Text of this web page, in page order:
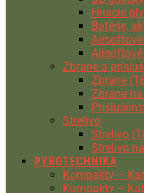
Hnacie
Batérie,
Zbrane a
Zbrane
Zbrane
Strelivo
Strelivo
Strelivo
PYROTECHNIKA
Kompakty –
Kompakty –